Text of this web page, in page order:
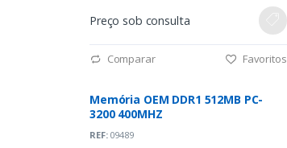
Preço sob consulta
Comparar Favoritos
Memória OEM DDR1 512MB PC-
3200 400MHZ
REF:09489